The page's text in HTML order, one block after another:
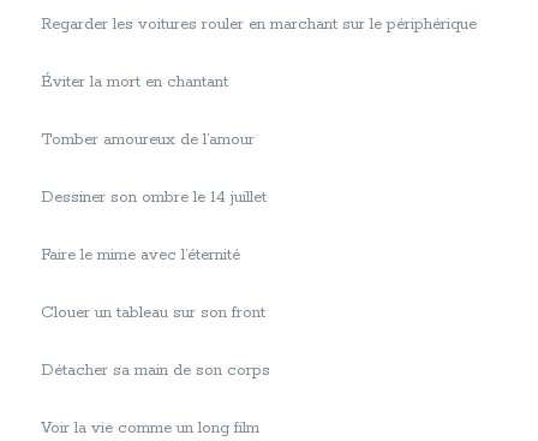
Regarder les voitures rouler en marchant sur le périphérique
Éviter la mort en chantant
Tomber amoureux de l’amour
Dessiner son ombre le 14 juillet
Faire le mime avec l’éternité
Clouer un tableau sur son front
Détacher sa main de son corps
Voir la vie comme un long film